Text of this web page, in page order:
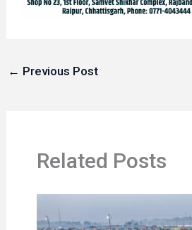
← Previous Post
Related Posts